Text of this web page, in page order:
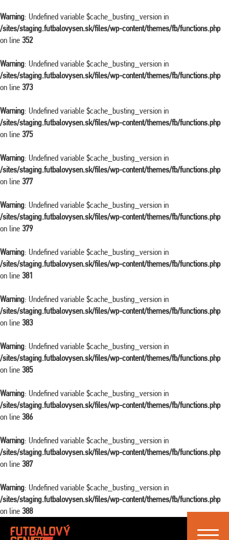
Warning: Undefined variable $cache_busting_version in
/sites/staging.futbalovysen.sk/files/wp-content/themes/fb/functions.php
on line 352
Warning: Undefined variable $cache_busting_version in
/sites/staging.futbalovysen.sk/files/wp-content/themes/fb/functions.php
on line 373
Warning: Undefined variable $cache_busting_version in
/sites/staging.futbalovysen.sk/files/wp-content/themes/fb/functions.php
on line 375
Warning: Undefined variable $cache_busting_version in
/sites/staging.futbalovysen.sk/files/wp-content/themes/fb/functions.php
on line 377
Warning: Undefined variable $cache_busting_version in
/sites/staging.futbalovysen.sk/files/wp-content/themes/fb/functions.php
on line 379
Warning: Undefined variable $cache_busting_version in
/sites/staging.futbalovysen.sk/files/wp-content/themes/fb/functions.php
on line 381
Warning: Undefined variable $cache_busting_version in
/sites/staging.futbalovysen.sk/files/wp-content/themes/fb/functions.php
on line 383
Warning: Undefined variable $cache_busting_version in
/sites/staging.futbalovysen.sk/files/wp-content/themes/fb/functions.php
on line 385
Warning: Undefined variable $cache_busting_version in
/sites/staging.futbalovysen.sk/files/wp-content/themes/fb/functions.php
on line 386
Warning: Undefined variable $cache_busting_version in
/sites/staging.futbalovysen.sk/files/wp-content/themes/fb/functions.php
on line 387
Warning: Undefined variable $cache_busting_version in
/sites/staging.futbalovysen.sk/files/wp-content/themes/fb/functions.php
on line 388
Toggle